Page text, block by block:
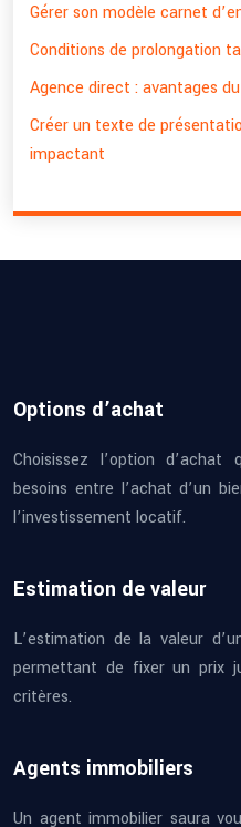
Gérer son modèle carnet
Conditions de prolongation
Agence direct : avantages
Créer un texte de
impactant
Options d’achat
Choisissez l’option
besoins entre l’achat d’un
l’investissement locatif.
Estimation de valeur
L’estimation de la valeur
permettant de fixer un prix
critères.
Agents immobiliers
Un agent immobilier saura